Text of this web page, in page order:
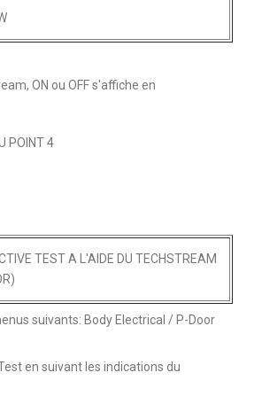
ON ou OFF s'affiche en
POINT 4
TEST A L'AIDE DU TECHSTREAM
suivants: Body Electrical / P-Door
en suivant les indications du